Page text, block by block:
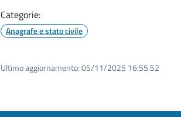
Categorie:
Anagrafe e stato civile
Ultimo aggiornamento:05/11/2025 16:55.52